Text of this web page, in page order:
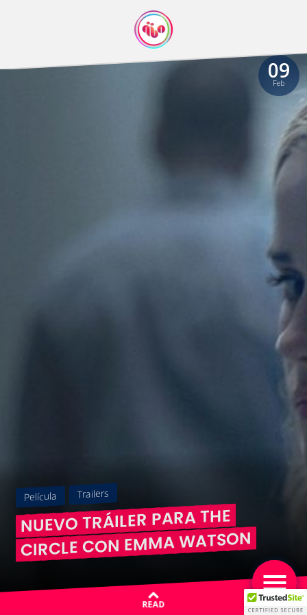
09
Feb
Película Trailers
NUEVO TRÁILER PARA THE
CIRCLE CON EMMA WATSON
READ